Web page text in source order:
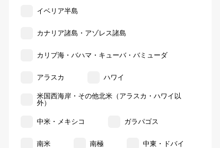
イベリア半島
カナリア諸島・アゾレス諸島
カリブ海・バハマ・キューバ・バミューダ
アラスカ ハワイ
米国西海岸・その他北米（アラスカ・ハワイ以
外）
中米・メキシコ ガラパゴス
南米 南極 中東・ドバイ